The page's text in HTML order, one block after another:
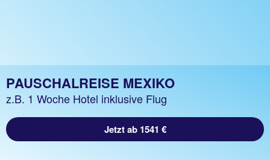
PAUSCHALREISE MEXIKO
z.B. 1 Woche Hotel inklusive Flug
Jetzt ab 1541 €